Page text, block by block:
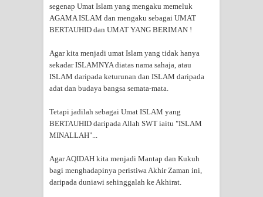
segenap Umat Islam yang mengaku memeluk
AGAMA ISLAM dan mengaku sebagai UMAT
BERTAUHID dan UMAT YANG BERIMAN !
Agar kita menjadi umat Islam yang tidak hanya
sekadar ISLAMNYA diatas nama sahaja, atau
ISLAM daripada keturunan dan ISLAM daripada
adat dan budaya bangsa semata-mata.
Tetapi jadilah sebagai Umat ISLAM yang
BERTAUHID daripada Allah SWT iaitu "ISLAM
MINALLAH"...
Agar AQIDAH kita menjadi Mantap dan Kukuh
bagi menghadapinya peristiwa Akhir Zaman ini,
daripada duniawi sehinggalah ke Akhirat.